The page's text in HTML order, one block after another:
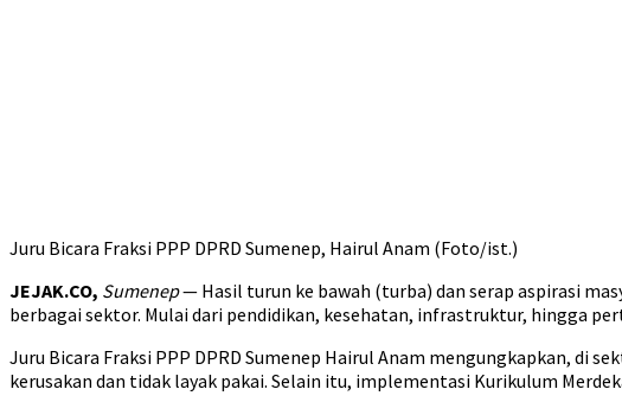
Juru Bicara Fraksi PPP DPRD Sumenep, Hairul Anam (Foto/ist.)
JEJAK.CO, Sumenep— Hasil turun ke bawah (turba) dan serap aspirasi
berbagai sektor. Mulai dari pendidikan, kesehatan, infrastruktur, hingga
Juru Bicara Fraksi PPP DPRD Sumenep Hairul Anam mengungkapkan, di
kerusakan dan tidak layak pakai. Selain itu, implementasi Kurikulum